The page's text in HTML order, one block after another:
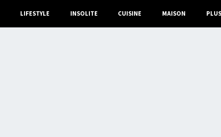
LIFESTYLE INSOLITE CUISINE MAISON PLUS